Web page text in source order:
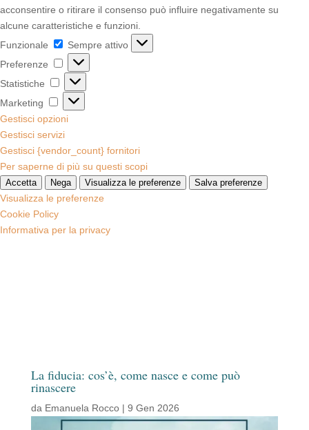
acconsentire o ritirare il consenso può influire negativamente su
alcune caratteristiche e funzioni.
Funzionale
Funzionale
Sempre attivo
Preferenze
Preferenze
Statistiche Statistiche
Marketing
Marketing
Gestisci opzioni
Gestisci servizi
Gestisci {vendor_count} fornitori
Per saperne di più su questi scopi
Accetta Nega Visualizza le preferenze Salva preferenze
Visualizza le preferenze
Cookie Policy
Informativa per la privacy
La fiducia: cos’è, come nasce e come può
rinascere
da Emanuela Rocco| 9 Gen 2026